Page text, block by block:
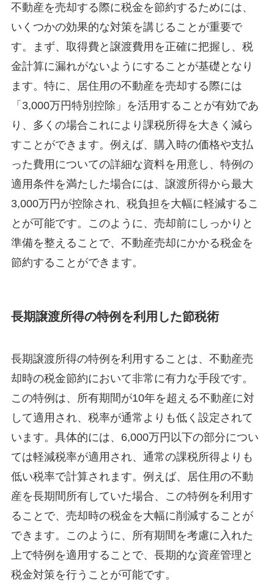
不動産を売却する際に税金を節約するためには、
いくつかの効果的な対策を講じることが重要で
す。まず、取得費と譲渡費用を正確に把握し、税
金計算に漏れがないようにすることが基礎となり
ます。特に、居住用の不動産を売却する際には
「3,000万円特別控除」を活用することが有効であ
り、多くの場合これにより課税所得を大きく減ら
すことができます。例えば、購入時の価格や支払
った費用についての詳細な資料を用意し、特例の
適用条件を満たした場合には、譲渡所得から最大
3,000万円が控除され、税負担を大幅に軽減するこ
とが可能です。このように、売却前にしっかりと
準備を整えることで、不動産売却にかかる税金を
節約することができます。
長期譲渡所得の特例を利用した節税術
長期譲渡所得の特例を利用することは、不動産売
却時の税金節約において非常に有力な手段です。
この特例は、所有期間が10年を超える不動産に対
して適用され、税率が通常よりも低く設定されて
います。具体的には、6,000万円以下の部分につい
ては軽減税率が適用され、通常の課税所得よりも
低い税率で計算されます。例えば、居住用の不動
産を長期間所有していた場合、この特例を利用す
ることで、売却時の税金を大幅に削減することが
できます。このように、所有期間を考慮に入れた
上で特例を適用することで、長期的な資産管理と
税金対策を行うことが可能です。